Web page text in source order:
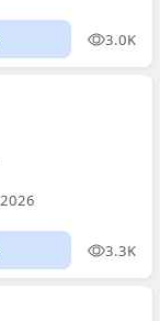
3.0K
3.3K